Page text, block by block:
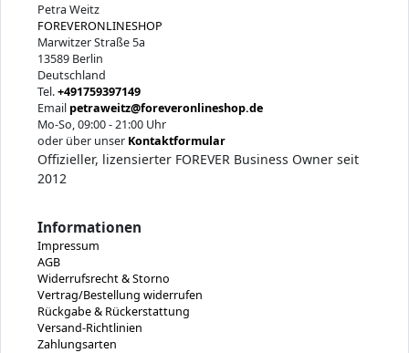
Petra Weitz
FOREVERONLINESHOP
Marwitzer Straße 5a
13589 Berlin
Deutschland
Tel.+491759397149
Email petraweitz@foreveronlineshop.de
Mo-So, 09:00 - 21:00 Uhr
oder über unser Kontaktformular
Offizieller, lizensierter FOREVER Business Owner seit
2012
Informationen
Impressum
AGB
Widerrufsrecht & Storno
Vertrag/Bestellung widerrufen
Rückgabe & Rückerstattung
Versand-Richtlinien
Zahlungsarten